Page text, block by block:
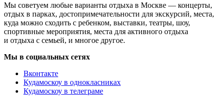
Мы советуем любые варианты отдыха в Москве — концерты,
отдых в парках, достопримечательности для экскурсий, места,
куда можно сходить с ребенком, выставки, театры, шоу,
спортивные мероприятия, места для активного отдыха
и отдыха с семьей, и многое другое.
Мы в социальных сетях
Вконтакте
Кудамоскоу в однокласниках
Кудамоскоу в телеграме